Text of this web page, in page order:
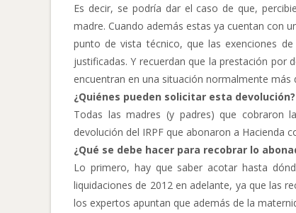
Es decir, se podría dar el caso de que,
madre. Cuando además estas ya cuentan con
punto de vista técnico, que las exenciones
justificadas. Y recuerdan que la prestación por
encuentran en una situación normalmente más
¿Quiénes pueden solicitar esta devolución?
Todas las madres (y padres) que cobraron
devolución del IRPF que abonaron a Hacienda
¿Qué se debe hacer para recobrar lo
Lo primero, hay que saber acotar hasta
liquidaciones de 2012 en adelante, ya que las
los expertos apuntan que además de la